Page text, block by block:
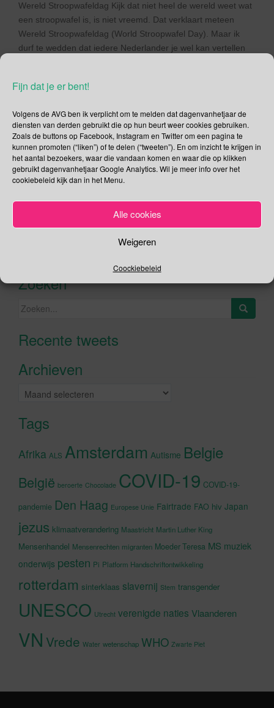
Fijn dat je er bent!
Volgens de AVG ben ik verplicht om te melden dat dagenvanhetjaar de
diensten van derden gebruikt die op hun beurt weer cookies gebruiken.
Zoals de buttons op Facebook, Instagram en Twitter om een pagina te
kunnen promoten (“liken”) of te delen (“tweeten”). En om inzicht te krijgen in
het aantal bezoekers, waar die vandaan komen en waar die op klikken
gebruikt dagenvanhetjaar Google Analytics. Wil je meer info over het
cookiebeleid kijk dan in het Menu.
Alle cookies
Weigeren
Coockiebeleid
Wereld Stroopwafeldag Kijk dat niet heel de wereld weet wat
een stroopwafel is, is niet vreemd. Dat verklaart meteen
Wereld Stroopwafeldag (World Stroopwafel Day). Maar ik
durf te wedden dat iedere Nederlander je wel kan vertellen
lekker […]
Lees verder
Social Media
Je kunt me volgen op
Zoeken
Zoeken
Recente tweetsKlik om marketing cookies te
Archieven
Archieven
Tags
Afrika ALS Amsterdam Autisme Belgie
België beroerte Chocolade COVID-19 COVID-19-
pandemie Den Haag Europese Unie Fairtrade FAO hiv Japan
jezus klimaatverandering Maastricht Martin Luther King
Mensenhandel Mensenrechten migranten Moeder Teresa MS muziek
onderwijs pesten Pi Platform Handschriftontwikkeling
rotterdam sinterklaas slavernij Stem transgender
UNESCO Utrecht verenigde naties Vlaanderen
VN Vrede Water wetenschap WHO Zwarte Piet